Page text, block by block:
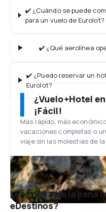
✔️ ¿Cuándo se puede
para un vuelo de Eurolot?
✔️ ¿Qué aerolínea
✔️ ¿Puedo reservar un
Eurolot?
¿Vuelo+Hotel
¡Fácil!
Más rápido, más
vacaciones completas o
viaje sin las molestias de
¿Por qué vale la pena
eDestinos?